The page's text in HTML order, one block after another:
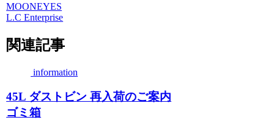
MOONEYES
L.C Enterprise
関連記事
information
45L ダストビン 再入荷のご案内
ゴミ箱